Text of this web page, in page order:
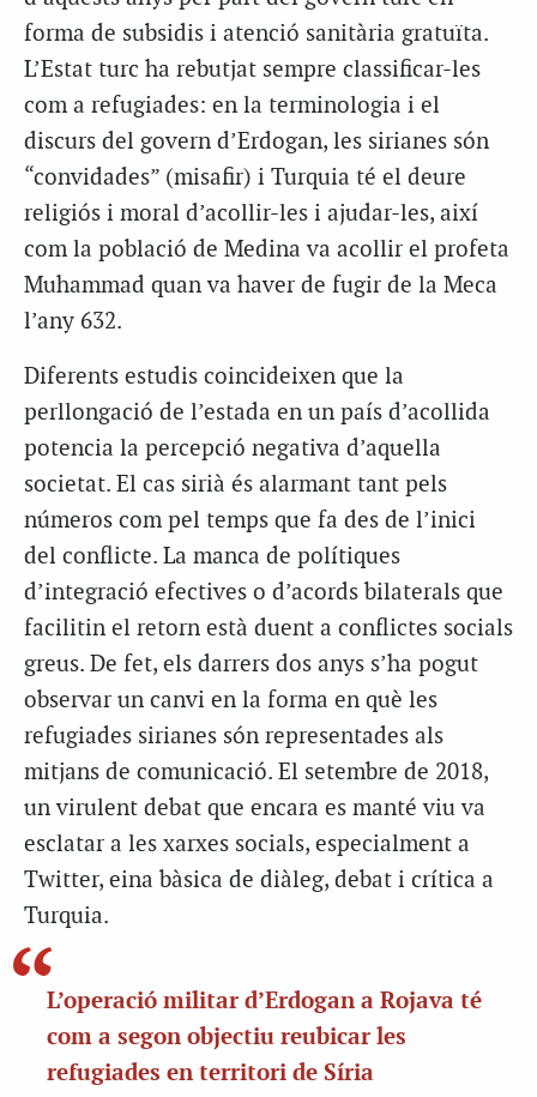
forma de subsidis i atenció sanitària gratuïta.
L’Estat turc ha rebutjat sempre classificar-les
com a refugiades: en la terminologia i el
discurs del govern d’Erdogan, les sirianes són
“convidades” (misafir) i Turquia té el deure
religiós i moral d’acollir-les i ajudar-les, així
com la població de Medina va acollir el profeta
Muhammad quan va haver de fugir de la Meca
l’any 632.
Diferents estudis coincideixen que la
perllongació de l’estada en un país d’acollida
potencia la percepció negativa d’aquella
societat. El cas sirià és alarmant tant pels
números com pel temps que fa des de l’inici
del conflicte. La manca de polítiques
d’integració efectives o d’acords bilaterals que
facilitin el retorn està duent a conflictes socials
greus. De fet, els darrers dos anys s’ha pogut
observar un canvi en la forma en què les
refugiades sirianes són representades als
mitjans de comunicació. El setembre de 2018,
un virulent debat que encara es manté viu va
esclatar a les xarxes socials, especialment a
Twitter, eina bàsica de diàleg, debat i crítica a
Turquia.
L’operació militar d’Erdogan a Rojava té
com a segon objectiu reubicar les
refugiades en territori de Síria